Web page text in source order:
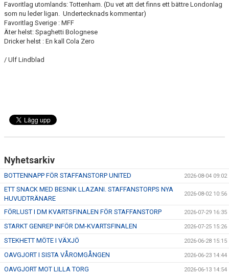
Favoritlag utomlands: Tottenham. (Du vet att det finns ett bättre Londonlag
som nu leder ligan. Undertecknads kommentar)
Favoritlag Sverige : MFF
Äter helst: Spaghetti Bolognese
Dricker helst : En kall Cola Zero
/ Ulf Lindblad
Nyhetsarkiv
BOTTENNAPP FÖR STAFFANSTORP UNITED 2026-08-04 09:02
ETT SNACK MED BESNIK LLAZANI. STAFFANSTORPS NYA
HUVUDTRÄNARE
2026-08-02 10:56
FÖRLUST I DM KVARTSFINALEN FÖR STAFFANSTORP 2026-07-29 16:35
STARKT GENREP INFÖR DM-KVARTSFINALEN 2026-07-25 15:26
STEKHETT MÖTE I VÄXJÖ 2026-06-28 15:15
OAVGJORT I SISTA VÅROMGÅNGEN 2026-06-23 14:44
OAVGJORT MOT LILLA TORG 2026-06-13 14:54